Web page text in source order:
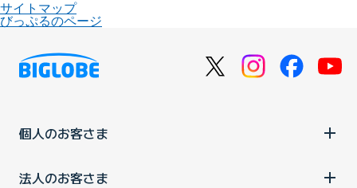
サイトマップ
びっぷるのページ
個人のお客さま
法人のお客さま